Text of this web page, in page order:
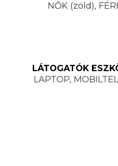
NŐK (zöld),
LÁTOGATÓK
LAPTOP,